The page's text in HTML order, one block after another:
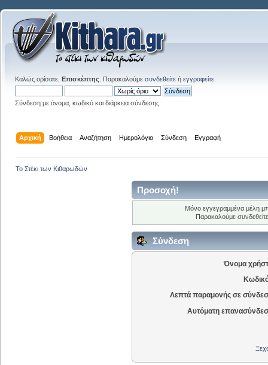
Καλώς ορίσατε, Επισκέπτης . Παρακαλούμε συνδεθείτε ή εγγραφείτε
Σύνδεση με όνομα, κωδικό και διάρκεια σύνδεσης
Αρχική Βοήθεια Αναζήτηση Ημερολόγιο Σύνδεση Εγγραφή
Το Στέκι των Κιθαρωδών
Προσοχή!
Μόνο εγγεγραμμένα μέλη
Παρακαλούμε
Σύνδεση
Όνομα
Λεπτά παραμονής σε
Αυτόματη